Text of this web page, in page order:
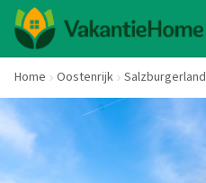
Home Oostenrijk Salzburgerland